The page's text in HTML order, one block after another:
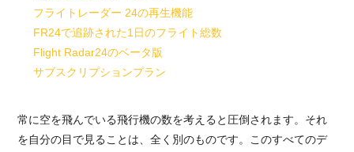
フライトレーダー 24の再生機能
FR24で追跡された1日のフライト総数
Flight Radar24のベータ版
サブスクリプションプラン
常に空を飛んでいる飛行機の数を考えると圧倒されます。それ
を自分の目で見ることは、全く別のものです。このすべてのデ